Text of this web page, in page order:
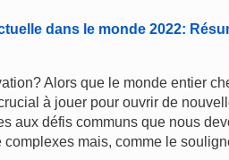
dans le monde 2022:
Alors que le monde entier
à jouer pour ouvrir de
aux défis communs que nous
mais, comme le